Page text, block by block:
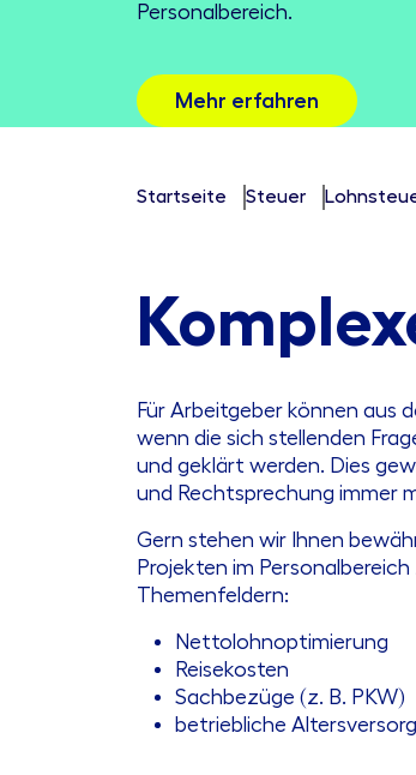
Personalbereich.
Mehr erfahren
Startseite Steuer
Für Arbeitgeber können aus
wenn die sich stellenden
und geklärt werden. Dies
und Rechtsprechung immer
Gern stehen wir Ihnen
Projekten im
Themenfeldern:
Nettolohnoptimierung
Reisekosten
Sachbezüge (z. B. PKW)
betriebliche